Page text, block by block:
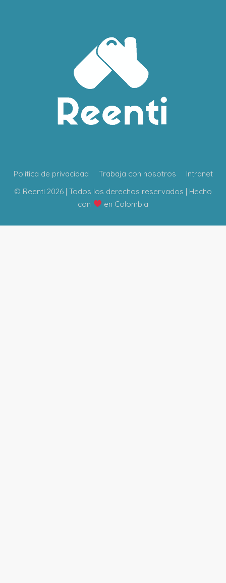
Política de privacidad Trabaja con nosotros
Intranet
© Reenti 2026 | Todos los derechos reservados | Hecho
con
en Colombia